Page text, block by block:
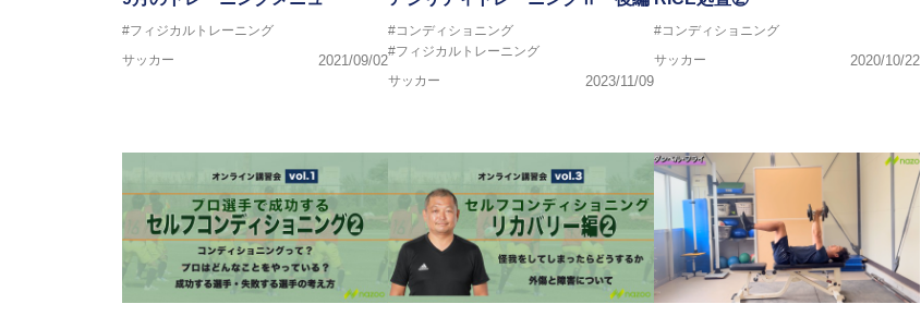
#フィジカルトレーニング
サッカー
2021/09/02
#コンディショニング
#フィジカルトレーニング
サッカー
2023/11/09
#コンディショニング
サッカー
2020/10/22